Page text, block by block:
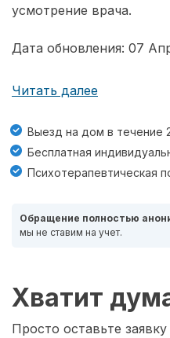
усмотрение врача.
Дата обновления: 07
Читать далее
Выезд на дом в течение
Бесплатная
Психотерапевтическая
Обращение полностью
мы не ставим на учет.
Хватит
Просто оставьте